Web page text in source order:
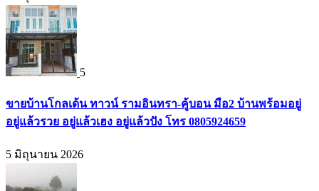
5
ขายบ้านโกลเด้น ทาวน์ รามอินทรา-คู้บอน มือ2 บ้านพร้อมอยู่
อยู่แล้วรวย อยู่แล้วเฮง อยู่แล้วปัง โทร 0805924659
5 มิถุนายน 2026